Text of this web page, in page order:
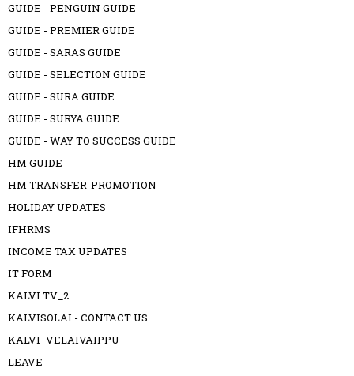
GUIDE - PENGUIN GUIDE
GUIDE - PREMIER GUIDE
GUIDE - SARAS GUIDE
GUIDE - SELECTION GUIDE
GUIDE - SURA GUIDE
GUIDE - SURYA GUIDE
GUIDE - WAY TO SUCCESS GUIDE
HM GUIDE
HM TRANSFER-PROMOTION
HOLIDAY UPDATES
IFHRMS
INCOME TAX UPDATES
IT FORM
KALVI TV_2
KALVISOLAI - CONTACT US
KALVI_VELAIVAIPPU
LEAVE